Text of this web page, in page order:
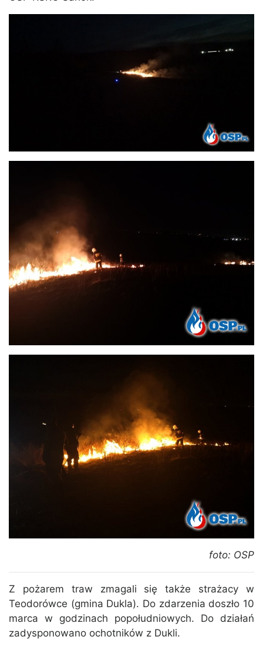
foto: OSP
Z pożarem traw zmagali się także strażacy w
Teodorówce (gmina Dukla). Do zdarzenia doszło 10
marca w godzinach popołudniowych. Do działań
zadysponowano ochotników z Dukli.